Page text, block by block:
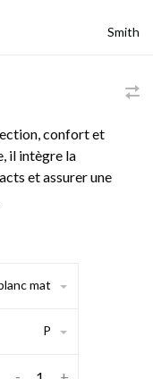
Smith
confort et
il intègre la
et assurer une
mat
P